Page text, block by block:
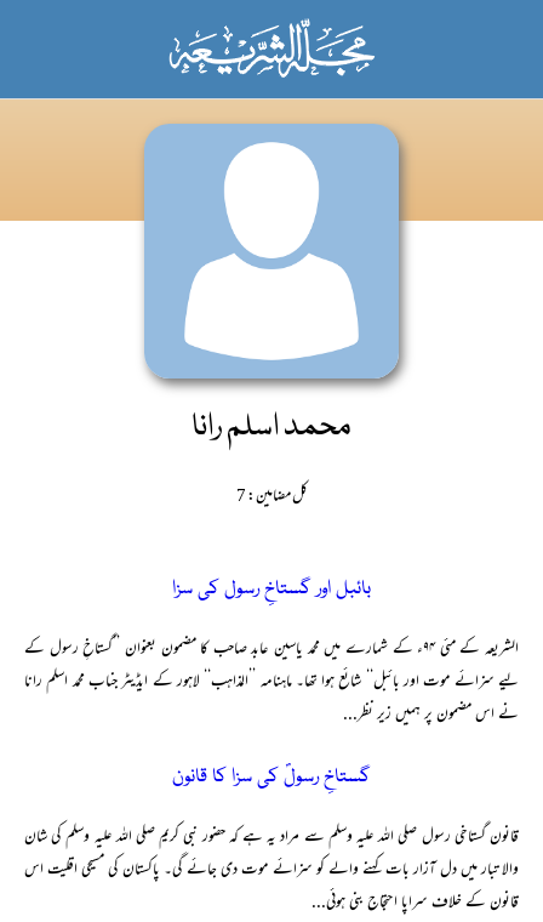
محمد اسلم رانا
کل مضامین: 7
بائبل اور گستاخِ رسول کی سزا
الشریعہ کے مئی ۹۴ء کے شمارے میں محمد یاسین عابد صاحب کا مضمون بعنوان ’’گستاخِ رسول کے
لیے سزائے موت اور بائبل‘‘ شائع ہوا تھا۔ ماہنامہ ’’المذاہب‘‘ لاہور کے ایڈیٹر جناب محمد اسلم رانا
نے اس مضمون پر ہمیں زیر نظر...
گستاخِ رسولؐ کی سزا کا قانون
قانون گستاخی رسول صلی اللہ علیہ وسلم سے مراد یہ ہے کہ حضور نبی کریم صلی اللہ علیہ وسلم کی شان
والا تبار میں دل آزار بات کہنے والے کو سزائے موت دی جائے گی۔ پاکستان کی مسیحی اقلیت اس
قانون کے خلاف سراپا احتجاج بنی ہوئی...